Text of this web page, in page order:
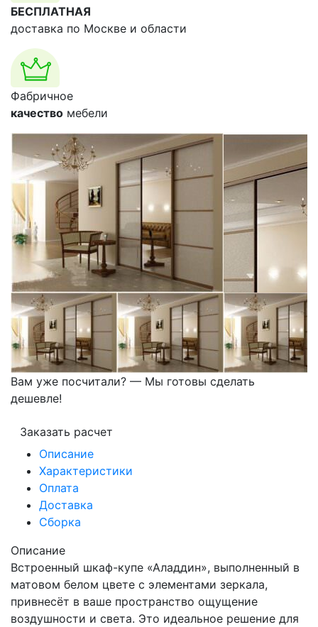
БЕСПЛАТНАЯ
доставка по Москве и области
Фабричное
качество мебели
Вам уже посчитали? — Мы готовы сделать
дешевле!
Заказать расчет
Описание
Характеристики
Оплата
Доставка
Сборка
Описание
Встроенный шкаф-купе «Аладдин», выполненный в
матовом белом цвете с элементами зеркала,
привнесёт в ваше пространство ощущение
воздушности и света. Это идеальное решение для